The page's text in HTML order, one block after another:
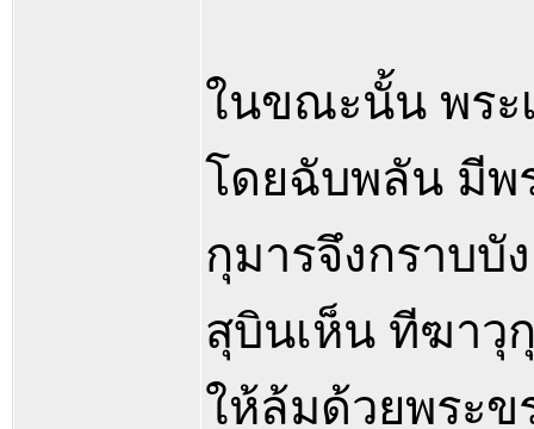
ในขณะนั้น พระ
โดยฉับพลัน มีพ
กุมารจึงกราบบั
สุบินเห็น ทีฆาวุ
ให้ล้มด้วยพระ